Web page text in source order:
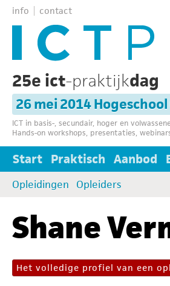
info contact
25e ict-praktijkdag
26 mei 2014
ICT in basis-, secundair, hoger en
Hands-on workshops, presentaties,
Start Praktisch Aanbod
Opleidingen Opleiders
Shane
Het volledige profiel van een